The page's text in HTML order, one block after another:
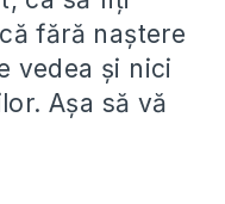
fără naștere
vedea și nici
Așa să vă